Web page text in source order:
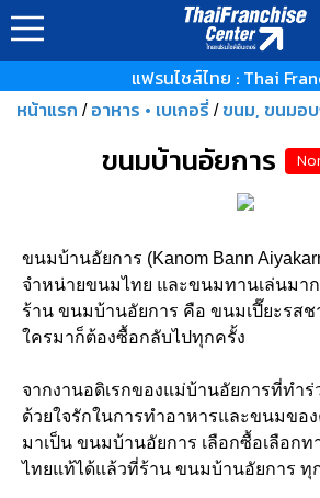
แฟรนไชส์ไทย : Thai
หน้าแรก / อาหาร • เบเกอรี่ / ขนม, ขนมอ
ขนมบ้านอัยการ
ขนมบ้านอัยการ (Kanom Bann
จำหน่ายขนมไทย และขนมทานเล่นมา
ร้าน ขนมบ้านอัยการ คือ ขนมเปี๊ยะรส
ใครมาก็ต้องซื้อกลับไปทุกครั้ง
จากงานอดิเรกของแม่บ้านอัยการที่ทำ
ด้วยใจรักในการทำอาหารและขนมขอ
มาเป็น ขนมบ้านอัยการ เลือกซื้อเลือก
ไทยแท้ได้แล้วที่ร้าน ขนมบ้านอัยการ ทุ